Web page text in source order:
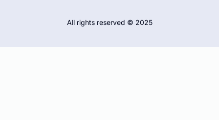
All rights reserved © 2025